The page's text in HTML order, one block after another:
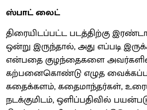
ஸ்பாட் லைட்
திரையிடப்பட்ட படத்திற்கு
ஒன்று இருந்தால், அது எப்படி
என்பதை குழந்தைகளை
கற்பனைகொண்டு எழுத
கதைக்களம், கதைமாந்தர்கள்,
நடக்குமிடம், ஒளிப்பதிவில்